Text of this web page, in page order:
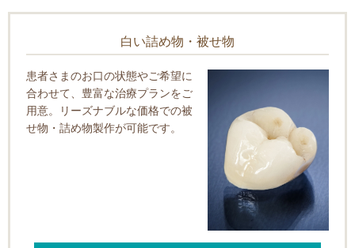
白い詰め物・被せ物
患者さまのお口の状態やご希望に
合わせて、豊富な治療プランをご
用意。リーズナブルな価格での被
せ物・詰め物製作が可能です。